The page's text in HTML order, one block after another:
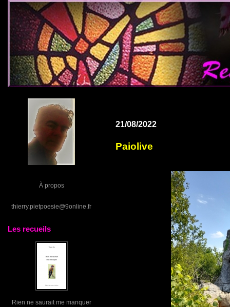
À propos
thierry.pietpoesie@9online.fr
Les recueils
Rien ne saurait me manquer
21/08/2022
Paiolive